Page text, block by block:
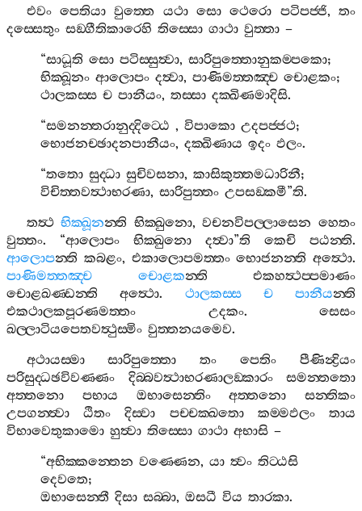
එවං පෙතියා වුත‍්තෙ යථා සො ථෙරො පටිපජ‍්ජි,තං
දස‍්සෙතුං සඞ‍්ගීතිකාරෙහි තිස‍්සො ගාථා වුත‍්තා –
“සාධූති සො පටිස‍්සුත්‍වා,සාරිපුත‍්තොනුකම‍්පකො;
භික‍්ඛූනං ආලොපං දත්‍වා,පාණිමත‍්තඤ‍්ච චොළකං;
ථාලකස‍්ස ච පානීයං,තස‍්සා දක‍්ඛිණමාදිසි.
“සමනන‍්තරානුද‍්දිට‍්ඨෙ ,විපාකො උදපජ‍්ජථ;
භොජනච‍්ඡාදනපානීයං,දක‍්ඛිණාය ඉදං ඵලං.
“තතො සුද‍්ධා සුචිවසනා,කාසිකුත‍්තමධාරිනී;
විචිත‍්තවත්‍ථාභරණා,සාරිපුත‍්තං උපසඞ‍්කමී”ති.
තත්‍ථ භික‍්ඛූනන‍්ති භික‍්ඛුනො,වචනවිපල‍්ලාසෙන හෙතං
වුත‍්තං. “ආලොපං භික‍්ඛුනො දත්‍වා”ති කෙචි පඨන‍්ති.
ආලොපන‍්ති කබළං, එකාලොපමත‍්තං භොජනන‍්ති අත්‍ථො.
පාණිමත‍්තඤ‍්ච
චොළකන‍්ති
එකහත්‍ථප‍්පමාණං
චොළඛණ‍්ඩන‍්ති
අත්‍ථො. ථාලකස‍්ස ච පානීයන‍්ති
එකථාලකපූරණමත‍්තං
උදකං. සෙසං
ඛල‍්ලාටියපෙතවත්‍ථුස‍්මිං වුත‍්තනයමෙව.
අථායස‍්මා
සාරිපුත‍්තො තං පෙතිං
පීණින්‍ද්‍රියං
පරිසුද‍්ධඡවිවණ‍්ණං
දිබ‍්බවත්‍ථාභරණාලඞ‍්කාරං
සමන‍්තතො
අත‍්තනො
පභාය ඔභාසෙන‍්තිං අත‍්තනො
සන‍්තිකං
උපගන‍්ත්‍වා
ඨිතං දිස‍්වා පච‍්චක‍්ඛතො කම‍්මඵලං
තාය
විභාවෙතුකාමො හුත්‍වා තිස‍්සො ගාථා අභාසි –
“අභික‍්කන‍්තෙන වණ‍්ණෙන,යා ත්‍වං තිට‍්ඨසි
දෙවතෙ;
ඔභාසෙන‍්තී දිසා සබ‍්බා,ඔසධී විය තාරකා.